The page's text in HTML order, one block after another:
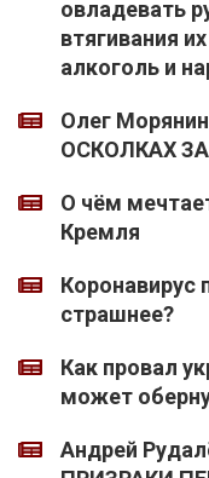
овладевать
втягивания
алкоголь и
Олег
ОСКОЛКАХ
О чём
Кремля
Коронавирус
страшнее?
Как провал
может
Андрей